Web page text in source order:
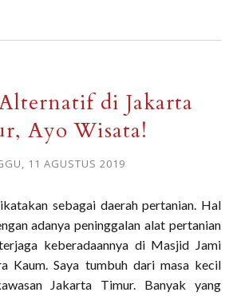
di Jakarta
Ayo Wisata!
11 AGUSTUS 2019
sebagai daerah pertanian. Hal
adanya peninggalan alat pertanian
keberadaannya di Masjid Jami
Kaum. Saya tumbuh dari masa kecil
Jakarta Timur. Banyak yang